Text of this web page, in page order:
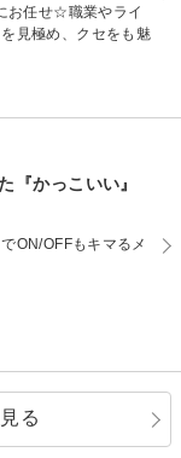
お任せ☆職業やライ
見極め、クセをも魅
『かっこいい』
ON/OFFもキマるメ
る